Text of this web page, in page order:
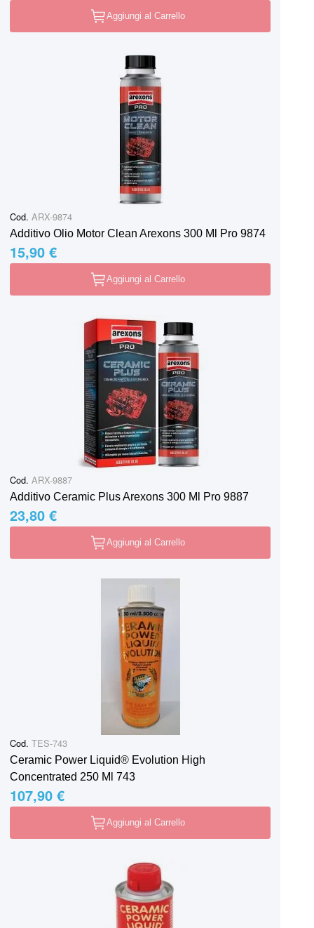
Aggiungi al Carrello
Cod. ARX-9874
Additivo Olio Motor Clean Arexons 300 Ml Pro 9874
15,90 €
Aggiungi al Carrello
Cod. ARX-9887
Additivo Ceramic Plus Arexons 300 Ml Pro 9887
23,80 €
Aggiungi al Carrello
Cod. TES-743
Ceramic Power Liquid® Evolution High
Concentrated 250 Ml 743
107,90 €
Aggiungi al Carrello